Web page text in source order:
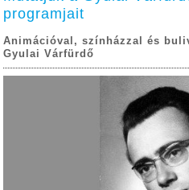
programjait
Animációval, színházzal és
Gyulai Várfürdő